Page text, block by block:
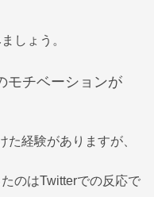
しょう。
モチベーションが
経験がありますが、
のはTwitterでの反応で